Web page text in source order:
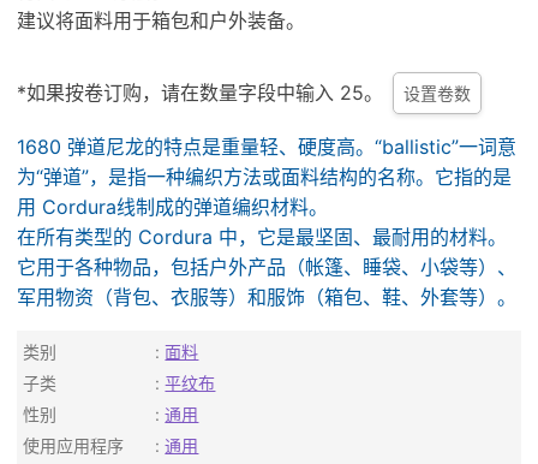
建议将面料用于箱包和户外装备。
*如果按卷订购，请在数量字段中输入 25。 设置卷数
1680 弹道尼龙的特点是重量轻、硬度高。“ballistic”一词意
为“弹道”，是指一种编织方法或面料结构的名称。它指的是
用 Cordura线制成的弹道编织材料。
在所有类型的 Cordura 中，它是最坚固、最耐用的材料。
它用于各种物品，包括户外产品（帐篷、睡袋、小袋等）、
军用物资（背包、衣服等）和服饰（箱包、鞋、外套等）。
类别
面料
子类
平纹布
性别
通用
使用应用程序
通用